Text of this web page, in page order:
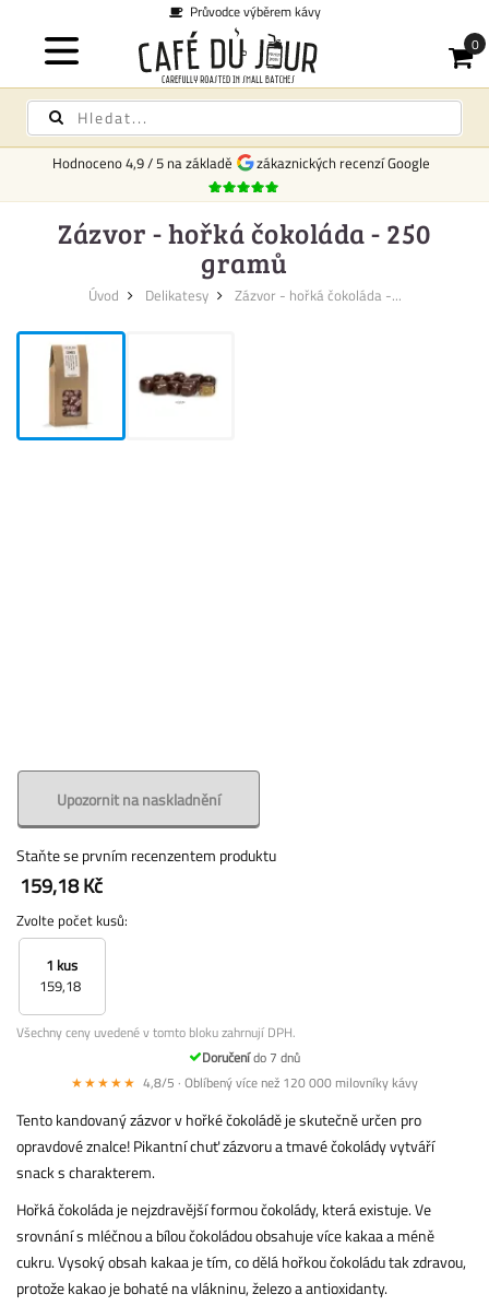
Průvodce výběrem kávy
Hodnoceno4,9/5 na základě zákaznických recenzí Google
Zázvor - hořká čokoláda - 250
gramů
Úvod Delikatesy Zázvor - hořká čokoláda -...
Upozornit na naskladnění
Staňte se prvním recenzentem produktu
159,18 Kč
Zvolte počet kusů:
1 kus
159,18
Všechny ceny uvedené v tomto bloku zahrnují DPH.
Doručenído 7 dnů
★★★★★ 4,8/5 · Oblíbený více než 120 000 milovníky kávy
Tento kandovaný zázvor v hořké čokoládě je skutečně určen pro
opravdové znalce! Pikantní chuť zázvoru a tmavé čokolády vytváří
snack s charakterem.
Hořká čokoláda je nejzdravější formou čokolády, která existuje. Ve
srovnání s mléčnou a bílou čokoládou obsahuje více kakaa a méně
cukru. Vysoký obsah kakaa je tím, co dělá hořkou čokoládu tak zdravou,
protože kakao je bohaté na vlákninu, železo a antioxidanty.